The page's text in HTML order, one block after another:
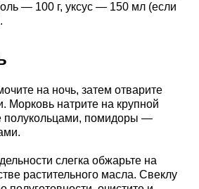
— 100 г, уксус — 150 мл (если
на ночь, затем отварите
Морковь натрите на крупной
полукольцами, помидоры —
слегка обжарьте на
растительного масла. Свеклу